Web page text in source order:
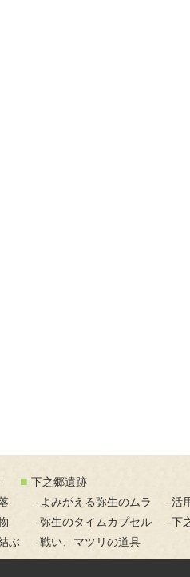
ぶ
■ 下之郷遺跡
-よみがえる弥生のムラ
-弥生のタイムカプセル
-戦い、マツリの道具
-活
-下